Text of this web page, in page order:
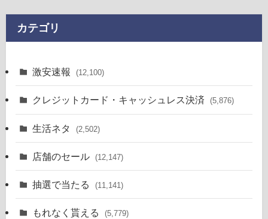
カテゴリ
激安速報 (12,100)
クレジットカード・キャッシュレス決済 (5,876)
生活ネタ (2,502)
店舗のセール (12,147)
抽選で当たる (11,141)
もれなく貰える (5,779)